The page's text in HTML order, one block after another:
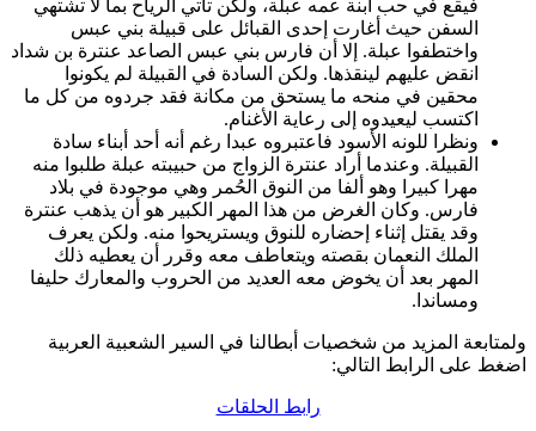
فيقع في حب ابنة عمه عبلة، ولكن تأتي الرياح بما لا تشتهي
السفن حيث أغارت إحدى القبائل على قبيلة بني عبس
واختطفوا عبلة. إلا أن فارس بني عبس الصاعد عنترة بن شداد
انقض عليهم لينقذها. ولكن السادة في القبيلة لم يكونوا
محقين في منحه ما يستحق من مكانة فقد جردوه من كل ما
اكتسب ليعيدوه إلى رعاية الأغنام.
ونظرا للونه الأسود فاعتبروه عبدا رغم أنه أحد أبناء سادة
القبيلة. وعندما أراد عنترة الزواج من حبيبته عبلة طلبوا منه
مهرا كبيرا وهو ألفا من النوق الحُمر وهي موجودة في بلاد
فارس. وكان الغرض من هذا المهر الكبير هو أن يذهب عنترة
وقد يقتل إثناء إحضاره للنوق ويستريحوا منه. ولكن يعرف
الملك النعمان بقصته ويتعاطف معه وقرر أن يعطيه ذلك
المهر بعد أن يخوض معه العديد من الحروب والمعارك حليفا
ومساندا.
ولمتابعة المزيد من شخصيات أبطالنا في السير الشعبية العربية
اضغط على الرابط التالي:
رابط الحلقات